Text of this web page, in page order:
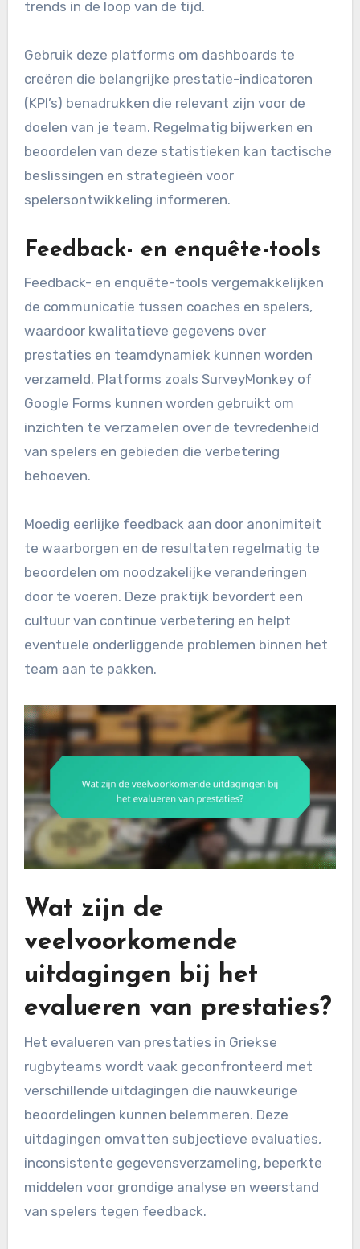
trends in de loop van de tijd.
Gebruik deze platforms om dashboards te
creëren die belangrijke prestatie-indicatoren
(KPI’s) benadrukken die relevant zijn voor de
doelen van je team. Regelmatig bijwerken en
beoordelen van deze statistieken kan tactische
beslissingen en strategieën voor
spelersontwikkeling informeren.
Feedback- en enquête-tools
Feedback- en enquête-tools vergemakkelijken
de communicatie tussen coaches en spelers,
waardoor kwalitatieve gegevens over
prestaties en teamdynamiek kunnen worden
verzameld. Platforms zoals SurveyMonkey of
Google Forms kunnen worden gebruikt om
inzichten te verzamelen over de tevredenheid
van spelers en gebieden die verbetering
behoeven.
Moedig eerlijke feedback aan door anonimiteit
te waarborgen en de resultaten regelmatig te
beoordelen om noodzakelijke veranderingen
door te voeren. Deze praktijk bevordert een
cultuur van continue verbetering en helpt
eventuele onderliggende problemen binnen het
team aan te pakken.
Wat zijn de
veelvoorkomende
uitdagingen bij het
evalueren van prestaties?
Het evalueren van prestaties in Griekse
rugbyteams wordt vaak geconfronteerd met
verschillende uitdagingen die nauwkeurige
beoordelingen kunnen belemmeren. Deze
uitdagingen omvatten subjectieve evaluaties,
inconsistente gegevensverzameling, beperkte
middelen voor grondige analyse en weerstand
van spelers tegen feedback.